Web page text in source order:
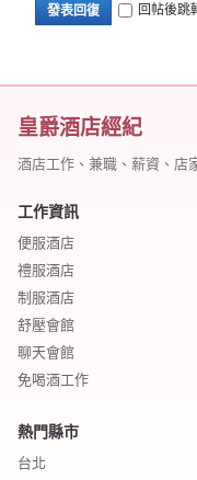
發表回復 回帖後跳
皇爵酒店經紀
酒店工作、兼職、薪資、店
工作資訊
便服酒店
禮服酒店
制服酒店
舒壓會館
聊天會館
免喝酒工作
熱門縣市
台北